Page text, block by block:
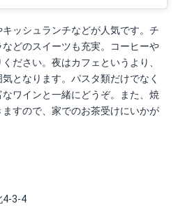
ッシュランチなどが人気です。チ
どのスイーツも充実。コーヒーや
ださい。夜はカフェというより、
となります。パスタ類だけでなく
ワインと一緒にどうぞ。また、焼
すので、家でのお茶受けにいかが
4-3-4